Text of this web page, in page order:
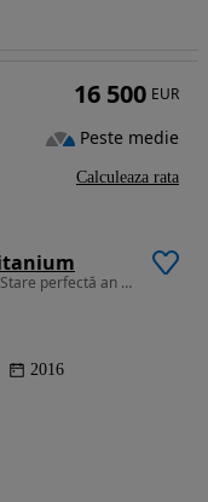
1997 cm3 • 210 CP • Bi-Turbo 4x4 Powershift-Stare perfectă an 2017
2016
16 500 EUR
Peste medie
Calculeaza rata